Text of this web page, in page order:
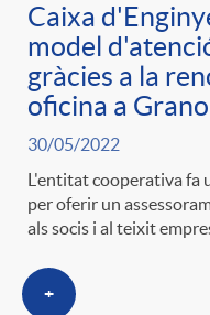
Caixa
model
gràcies a la
oficina a
30/05/2022
L'entitat cooperativa fa
per oferir un
als socis i al teixit
+